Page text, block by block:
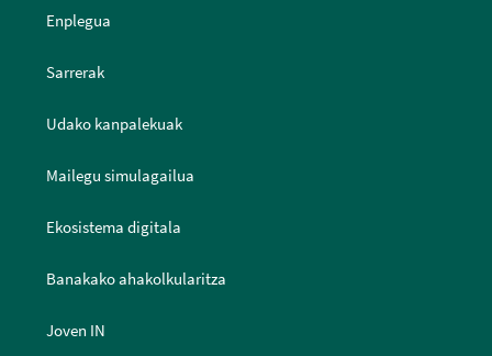
Enplegua
Sarrerak
Udako kanpalekuak
Mailegu simulagailua
Ekosistema digitala
Banakako ahakolkularitza
Joven IN